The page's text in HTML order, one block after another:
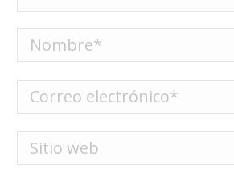
Nombre *
Correo electrónico *
Sitio web